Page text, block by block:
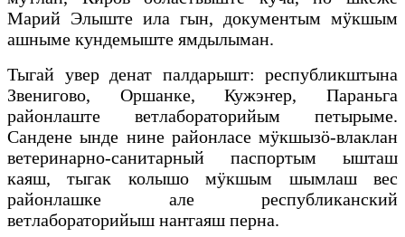
Марий Элыште ила гын, документым мӱкшым
ашныме кундемыште ямдылыман.
Тыгай увер денат палдарышт: республикштына
Звенигово, Оршанке, Кужэҥер, Параньга
районлаште ветлабораторийым петырыме.
Сандене ынде нине районласе мӱкшызӧ-влаклан
ветеринарно-санитарный паспортым ышташ
каяш, тыгак колышо мӱкшым шымлаш вес
районлашке але республиканский
ветлабораторийыш наҥгаяш перна.